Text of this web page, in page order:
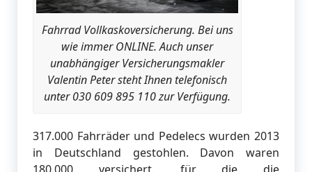
Fahrrad Vollkaskoversicherung. Bei uns
wie immer ONLINE. Auch unser
unabhängiger Versicherungsmakler
Valentin Peter steht Ihnen telefonisch
unter 030 609 895 110 zur Verfügung.
317.000 Fahrräder und Pedelecs wurden 2013
in Deutschland gestohlen. Davon waren
180.000 versichert, für die die